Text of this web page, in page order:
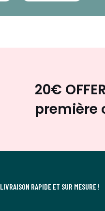
20€
première
LIVRAISON RAPIDE ET SUR MESURE !